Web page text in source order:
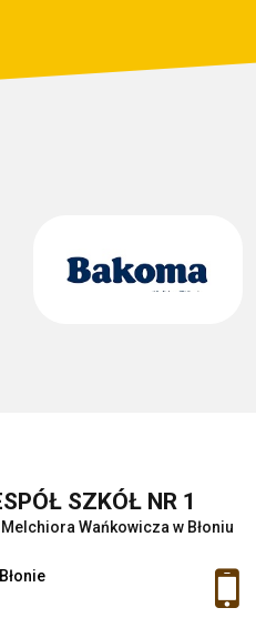
SZKÓŁ NR 1
Wańkowicza w Błoniu